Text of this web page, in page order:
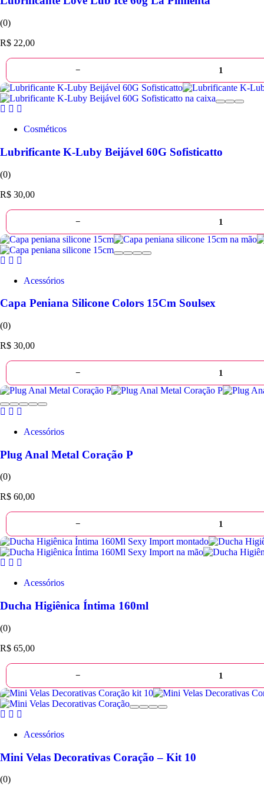
(0)
R$ 22,00
−
Cosméticos
Lubrificante K-Luby Beijável 60G Sofisticatto
(0)
R$ 30,00
−
Acessórios
Capa Peniana Silicone Colors 15Cm Soulsex
(0)
R$ 30,00
−
Acessórios
Plug Anal Metal Coração P
(0)
R$ 60,00
−
Acessórios
Ducha Higiênica Íntima 160ml
(0)
R$ 65,00
−
Acessórios
Mini Velas Decorativas Coração – Kit 10
(0)